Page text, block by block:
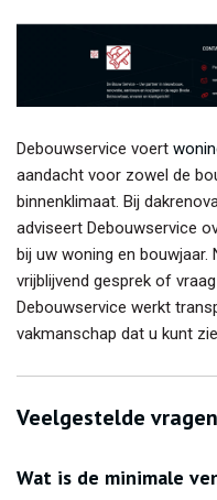
Debouwservice voert
aandacht voor zowel de
binnenklimaat. Bij
adviseert Debouwservice
bij uw woning en
vrijblijvend gesprek of
Debouwservice werkt
vakmanschap dat u kunt
Veelgestelde vragen
Wat is de minimale